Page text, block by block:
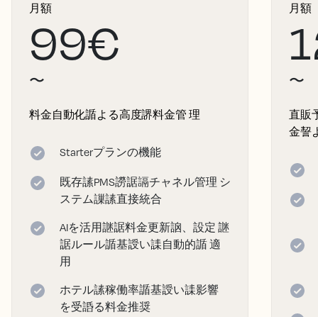
月額
99€
〜
料金自動化䛻よる高度䛺料金管 理
Starterプランの機能
既存䛾PMS䜎䛯䛿チャネル管理 シ
ステム䜈䛾直接統合
AIを活用䛧䛯料金更新䛜、設定 䛧
䛯ルール䛻基䛵い䛶自動的䛻 適
用
ホテル䛾稼働率䛻基䛵い䛶影響
を受䛡る料金推奨
月額
〜
直販
金䛚